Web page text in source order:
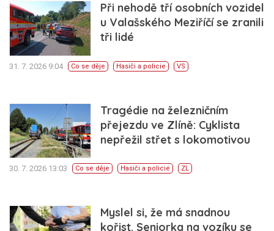
Při nehodě tří osobních vozidel
u Valašského Meziříčí se zranili
tři lidé
31. 7. 2026 9:04 Co se děje Hasiči a policie VS
Tragédie na železničním
přejezdu ve Zlíně: Cyklista
nepřežil střet s lokomotivou
30. 7. 2026 13:03 Co se děje Hasiči a policie ZL
Myslel si, že má snadnou
kořist. Seniorka na vozíku se